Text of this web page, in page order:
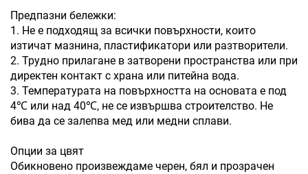
Предпазни бележки:
1. Не е подходящ за всички повърхности, които
изтичат мазнина, пластификатори или разтворители.
2. Трудно прилагане в затворени пространства или при
директен контакт с храна или питейна вода.
3. Температурата на повърхността на основата е под
4℃ или над 40℃, не се извършва строителство. Не
бива да се залепва мед или медни сплави.
Опции за цвят
Обикновено произвеждаме черен, бял и прозрачен